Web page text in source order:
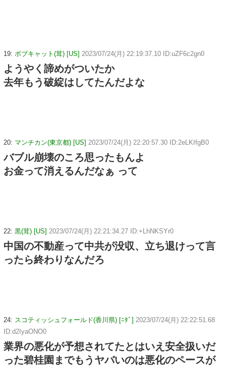
19: ボブキャット(茸) [US] 2023/07/24(月) 22:19:37.10 ID:uZF6c2gn0
ようやく諦めがついたか
去年もう破綻はしてたんだよな
20: マンチカン(東京都) [US] 2023/07/24(月) 22:20:57.30 ID:2eLKIfgB0
バブル崩壊のころ思ったもんよ
お金って消えるんだなぁ って
22: 黒(茸) [US] 2023/07/24(月) 22:21:34.27 ID:+LhNKSYr0
中国の不動産って中共が没収、立ち退けって言
ったら終わりなんだろ
24: スコティッシュフォールド(香川県) [ﾆﾀﾞ] 2023/07/24(月) 22:22:51.68
ID:d2IyaONO0
業界の悪化が予想されてたとはいえ安全扱いだ
った碧桂園までもうヤバいのは悪化のペースが